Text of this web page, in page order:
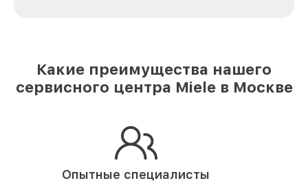
Какие преимущества нашего
сервисного центра Miele в Москве
Опытные специалисты